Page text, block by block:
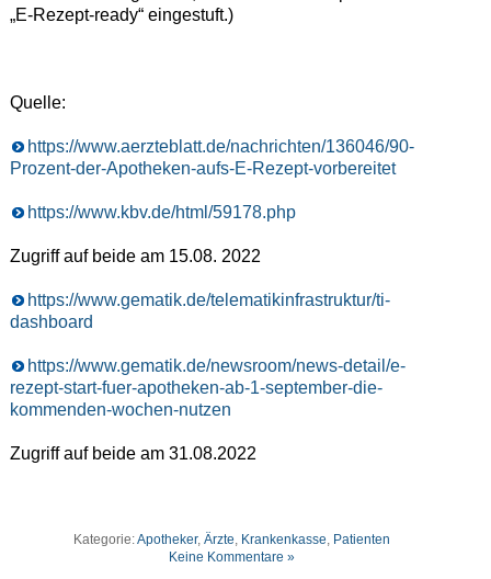
„E-Rezept-ready“ eingestuft.)
Quelle:
https://www.aerzteblatt.de/nachrichten/136046/90-
Prozent-der-Apotheken-aufs-E-Rezept-vorbereitet
https://www.kbv.de/html/59178.php
Zugriff auf beide am 15.08. 2022
https://www.gematik.de/telematikinfrastruktur/ti-
dashboard
https://www.gematik.de/newsroom/news-detail/e-
rezept-start-fuer-apotheken-ab-1-september-die-
kommenden-wochen-nutzen
Zugriff auf beide am 31.08.2022
Kategorie:Apotheker,Ärzte, Krankenkasse, Patienten
Keine Kommentare »